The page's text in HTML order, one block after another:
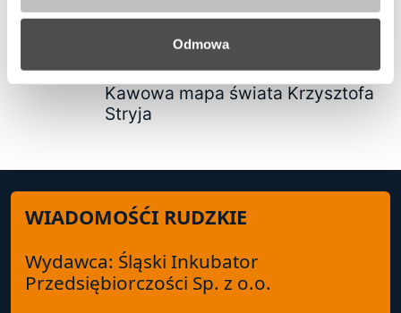
Odmowa
Kawowa mapa świata Krzysztofa
Stryja
WIADOMOŚĆI RUDZKIE
Wydawca: Śląski Inkubator
Przedsiębiorczości Sp. z o.o.